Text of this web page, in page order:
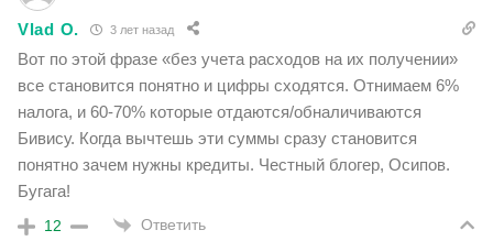
Vlad O. 3 лет назад
Вот по этой фразе «без учета расходов на их получении»
все становится понятно и цифры сходятся. Отнимаем 6%
налога, и 60-70% которые отдаются/обналичиваются
Бивису. Когда вычтешь эти суммы сразу становится
понятно зачем нужны кредиты. Честный блогер, Осипов.
Бугага!
12 Ответить